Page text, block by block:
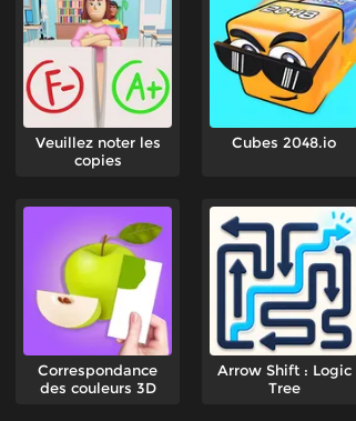
Veuillez noter les
copies
Cubes 2048.io
Correspondance
des couleurs 3D
Arrow Shift : Logic
Tree